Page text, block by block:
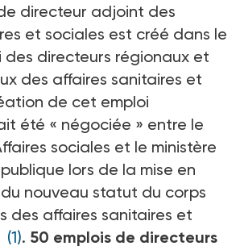
directeur adjoint des
et sociales est créé dans le
directeurs régionaux et
des affaires sanitaires et
de cet emploi
été « négociée » entre le
sociales et le ministère
lors de la mise en
du nouveau statut du corps
des affaires sanitaires et
(1). 50 emplois de directeurs